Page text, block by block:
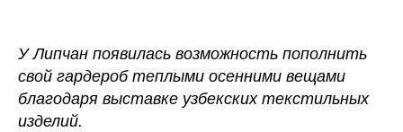
выставка
текстиля.
Спешите
У Липчан появилась возможность пополнить
свой гардероб теплыми осенними вещами
благодаря выставке узбекских текстильных
изделий.